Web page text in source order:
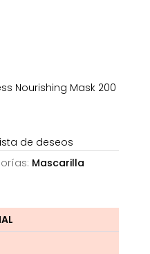
Nourishing Mask 200
de deseos
Mascarilla